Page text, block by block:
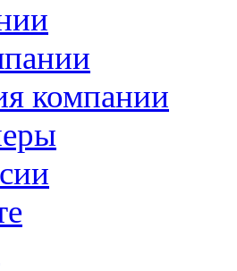
компании